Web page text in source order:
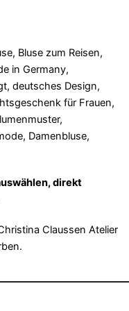
direkt
Claussen Atelier